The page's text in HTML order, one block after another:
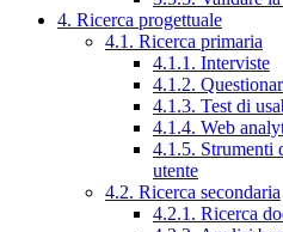
4. Ricerca progettuale
4.1. Ricerca primaria
4.1.1. Interviste
4.1.2.
4.1.3. Test di
4.1.4. Web
4.1.5. Strumenti
utente
4.2. Ricerca secondaria
4.2.1. Ricerca